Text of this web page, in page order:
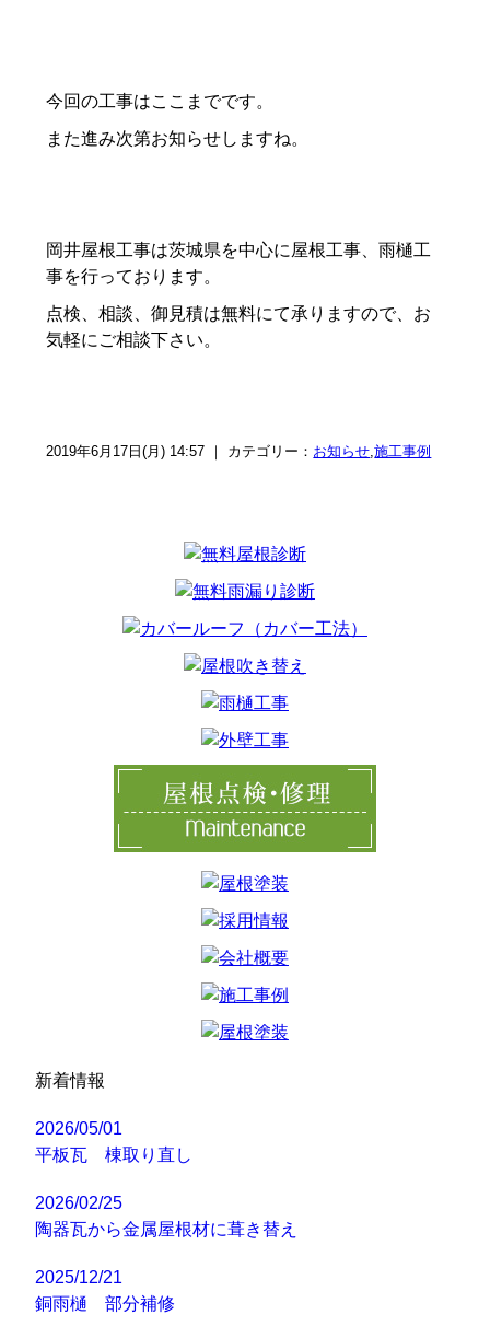
今回の工事はここまでです。
また進み次第お知らせしますね。
岡井屋根工事は茨城県を中心に屋根工事、雨樋工
事を行っております。
点検、相談、御見積は無料にて承りますので、お
気軽にご相談下さい。
2019年6月17日(月) 14:57 ｜ カテゴリー： お知らせ,施工事例
新着情報
2026/05/01
平板瓦 棟取り直し
2026/02/25
陶器瓦から金属屋根材に葺き替え
2025/12/21
銅雨樋 部分補修